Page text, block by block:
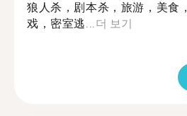
狼人杀，剧本杀，旅游，美食
戏，密室逃...더 보기